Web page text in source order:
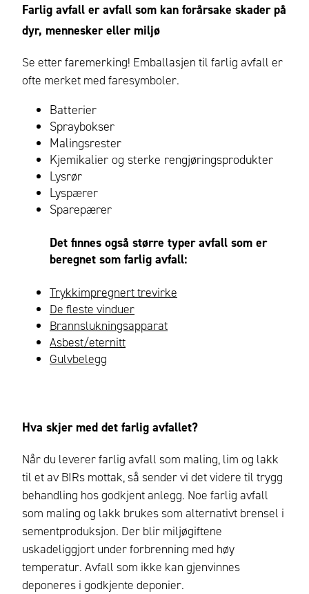
Farlig avfall er avfall som kan forårsake skader på
dyr, mennesker eller miljø
Se etter faremerking! Emballasjen til farlig avfall er
ofte merket med faresymboler.
Batterier
Spraybokser
Malingsrester
Kjemikalier og sterke rengjøringsprodukter
Lysrør
Lyspærer
Sparepærer
Det finnes også større typer avfall som er
beregnet som farlig avfall:
Trykkimpregnert trevirke
De fleste vinduer
Brannslukningsapparat
Asbest/eternitt
Gulvbelegg
Hva skjer med det farlig avfallet?
Når du leverer farlig avfall som maling, lim og lakk
til et av BIRs mottak, så sender vi det videre til trygg
behandling hos godkjent anlegg. Noe farlig avfall
som maling og lakk brukes som alternativt brensel i
sementproduksjon. Der blir miljøgiftene
uskadeliggjort under forbrenning med høy
temperatur. Avfall som ikke kan gjenvinnes
deponeres i godkjente deponier.